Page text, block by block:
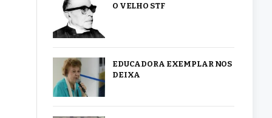
O VELHO STF
EDUCADORA EXEMPLAR NOS
DEIXA